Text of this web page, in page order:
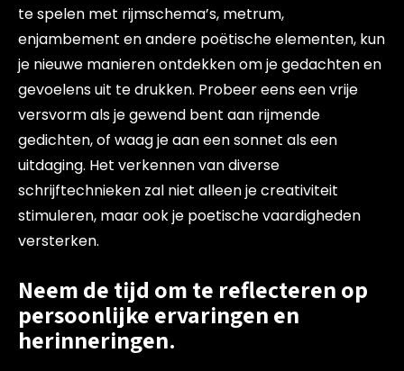
te spelen met rijmschema’s, metrum,
enjambement en andere poëtische elementen, kun
je nieuwe manieren ontdekken om je gedachten en
gevoelens uit te drukken. Probeer eens een vrije
versvorm als je gewend bent aan rijmende
gedichten, of waag je aan een sonnet als een
uitdaging. Het verkennen van diverse
schrijftechnieken zal niet alleen je creativiteit
stimuleren, maar ook je poetische vaardigheden
versterken.
Neem de tijd om te reflecteren op
persoonlijke ervaringen en
herinneringen.